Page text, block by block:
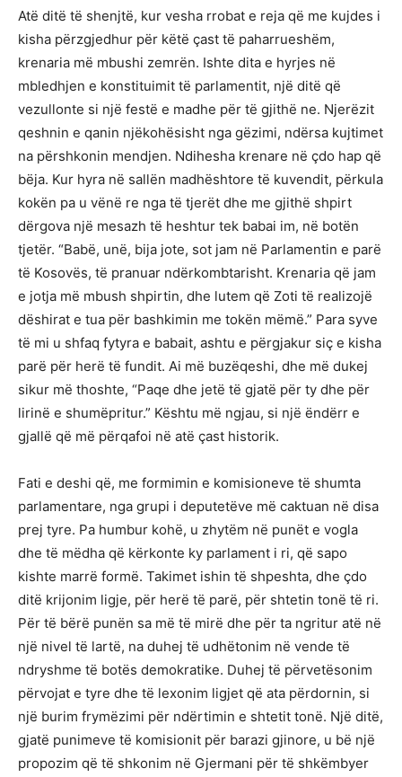
Atë ditë të shenjtë, kur vesha rrobat e reja që me kujdes i
kisha përzgjedhur për këtë çast të paharrueshëm,
krenaria më mbushi zemrën. Ishte dita e hyrjes në
mbledhjen e konstituimit të parlamentit, një ditë që
vezullonte si një festë e madhe për të gjithë ne. Njerëzit
qeshnin e qanin njëkohësisht nga gëzimi, ndërsa kujtimet
na përshkonin mendjen. Ndihesha krenare në çdo hap që
bëja. Kur hyra në sallën madhështore të kuvendit, përkula
kokën pa u vënë re nga të tjerët dhe me gjithë shpirt
dërgova një mesazh të heshtur tek babai im, në botën
tjetër. “Babë, unë, bija jote, sot jam në Parlamentin e parë
të Kosovës, të pranuar ndërkombtarisht. Krenaria që jam
e jotja më mbush shpirtin, dhe lutem që Zoti të realizojë
dëshirat e tua për bashkimin me tokën mëmë.” Para syve
të mi u shfaq fytyra e babait, ashtu e përgjakur siç e kisha
parë për herë të fundit. Ai më buzëqeshi, dhe më dukej
sikur më thoshte, “Paqe dhe jetë të gjatë për ty dhe për
lirinë e shumëpritur.” Kështu më ngjau, si një ëndërr e
gjallë që më përqafoi në atë çast historik.
Fati e deshi që, me formimin e komisioneve të shumta
parlamentare, nga grupi i deputetëve më caktuan në disa
prej tyre. Pa humbur kohë, u zhytëm në punët e vogla
dhe të mëdha që kërkonte ky parlament i ri, që sapo
kishte marrë formë. Takimet ishin të shpeshta, dhe çdo
ditë krijonim ligje, për herë të parë, për shtetin tonë të ri.
Për të bërë punën sa më të mirë dhe për ta ngritur atë në
një nivel të lartë, na duhej të udhëtonim në vende të
ndryshme të botës demokratike. Duhej të përvetësonim
përvojat e tyre dhe të lexonim ligjet që ata përdornin, si
një burim frymëzimi për ndërtimin e shtetit tonë. Një ditë,
gjatë punimeve të komisionit për barazi gjinore, u bë një
propozim që të shkonim në Gjermani për të shkëmbyer